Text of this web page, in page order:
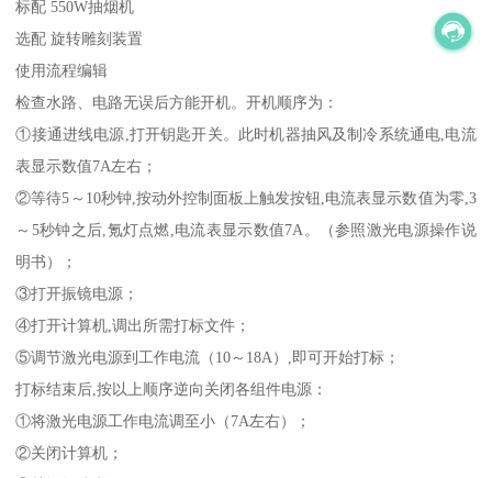
标配 550W抽烟机
选配 旋转雕刻装置
使用流程编辑
检查水路、电路无误后方能开机。开机顺序为：
①接通进线电源,打开钥匙开关。此时机器抽风及制冷系统通电,电流
表显示数值7A左右；
②等待5～10秒钟,按动外控制面板上触发按钮,电流表显示数值为零,3
～5秒钟之后,氪灯点燃,电流表显示数值7A。（参照激光电源操作说
明书）；
③打开振镜电源；
④打开计算机,调出所需打标文件；
⑤调节激光电源到工作电流（10～18A）,即可开始打标；
打标结束后,按以上顺序逆向关闭各组件电源：
①将激光电源工作电流调至小（7A左右）；
②关闭计算机；